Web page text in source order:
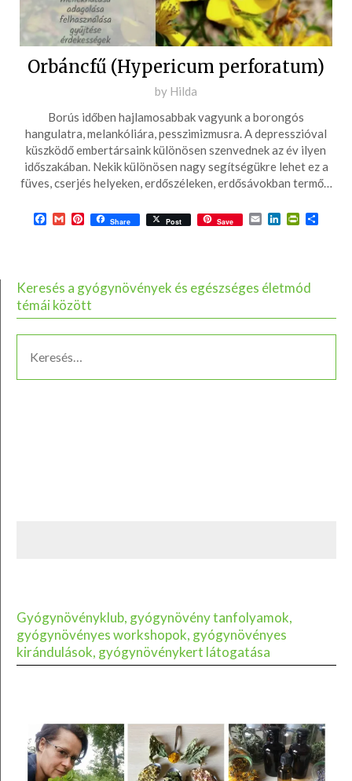
Orbáncfű (Hypericum perforatum)
Posted
05-
30
by Hilda
Borús időben hajlamosabbak vagyunk a borongós
hangulatra, melankóliára, pesszimizmusra. A depresszióval
küszködő embertársaink különösen szenvednek az év ilyen
időszakában. Nekik különösen nagy segítségükre lehet ez a
füves, cserjés helyeken, erdőszéleken, erdősávokban termő…
Facebook
GmailPinterest
Share Post Save EmailLinkedIn
Keresés a gyógynövények és egészséges életmód
témái között
Gyógynövényklub, gyógynövény tanfolyamok,
gyógynövényes workshopok, gyógynövényes
kirándulások, gyógynövénykert látogatása